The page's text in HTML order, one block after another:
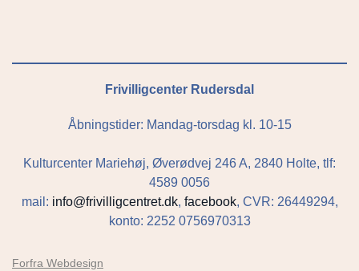
Frivilligcenter Rudersdal
Åbningstider: Mandag-torsdag kl. 10-15
Kulturcenter Mariehøj, Øverødvej 246 A, 2840 Holte, tlf:
4589 0056
mail: info@frivilligcentret.dk, facebook, CVR: 26449294,
konto: 2252 0756970313
Forfra Webdesign